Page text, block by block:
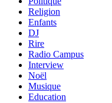
Religion
Enfants
DJ
Rire
Radio Campus
Interview
Noël
Musique
Education